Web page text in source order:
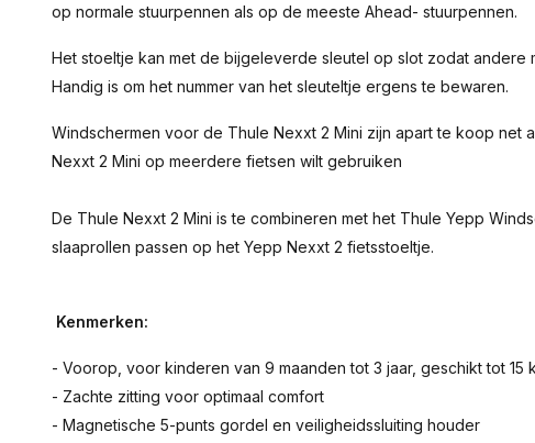
op normale stuurpennen als op de meeste Ahead- stuurpennen.
Het stoeltje kan met de bijgeleverde sleutel op slot zodat andere
Handig is om het nummer van het sleuteltje ergens te bewaren.
Windschermen voor de Thule Nexxt 2 Mini zijn apart te koop net
Nexxt 2 Mini op meerdere fietsen wilt gebruiken
De Thule Nexxt 2 Mini is te combineren met het Thule Yepp
slaaprollen passen op het Yepp Nexxt 2 fietsstoeltje.
Kenmerken:
- Voorop, voor kinderen van 9 maanden tot 3 jaar, geschikt tot 15
- Zachte zitting voor optimaal comfort
- Magnetische 5-punts gordel en veiligheidssluiting houder